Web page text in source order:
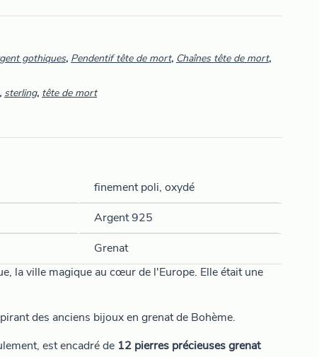
gothiques, Pendentif tête de mort, Chaînes tête de mort,
, sterling, tête de mort
finement poli, oxydé
Argent 925
Grenat
la ville magique au cœur de l'Europe. Elle était une
des anciens bijoux en grenat de Bohème.
est encadré de 12 pierres précieuses grenat